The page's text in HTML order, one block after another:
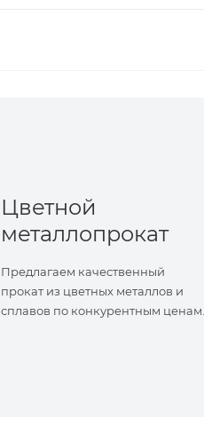
Цветной
металлопрокат
Предлагаем качественный
прокат из цветных металлов и
сплавов по конкурентным ценам.